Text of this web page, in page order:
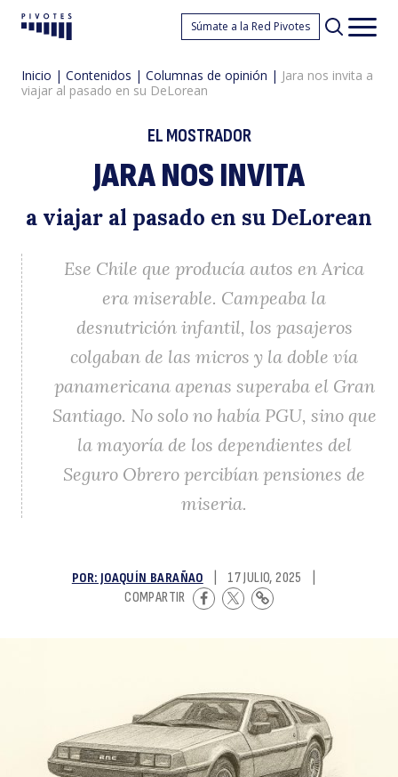
Pivotes Súmate a la Red Pivotes
Inicio | Contenidos | Columnas de opinión | Jara nos invita a
viajar al pasado en su DeLorean
EL MOSTRADOR
JARA NOS INVITA
a viajar al pasado en su DeLorean
Ese Chile que producía autos en Arica
era miserable. Campeaba la
desnutrición infantil, los pasajeros
colgaban de las micros y la doble vía
panamericana apenas superaba el Gran
Santiago. No solo no había PGU, sino que
la mayoría de los dependientes del
Seguro Obrero percibían pensiones de
miseria.
POR: JOAQUÍN BARAÑAO 17 JULIO, 2025
COMPARTIR